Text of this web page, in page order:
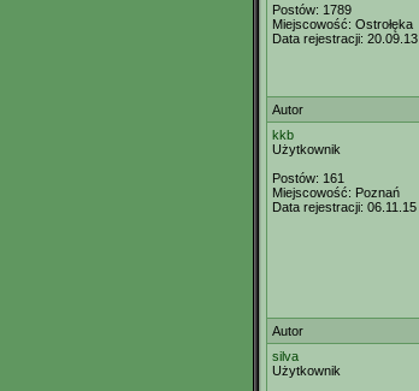
Postów: 1789
Miejscowość: Ostrołęka
Data rejestracji: 20.09.13
Autor
kkb
Użytkownik
Postów: 161
Miejscowość: Poznań
Data rejestracji: 06.11.15
Autor
silva
Użytkownik